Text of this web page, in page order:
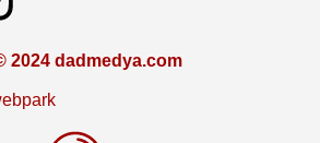
2024 dadmedya.com